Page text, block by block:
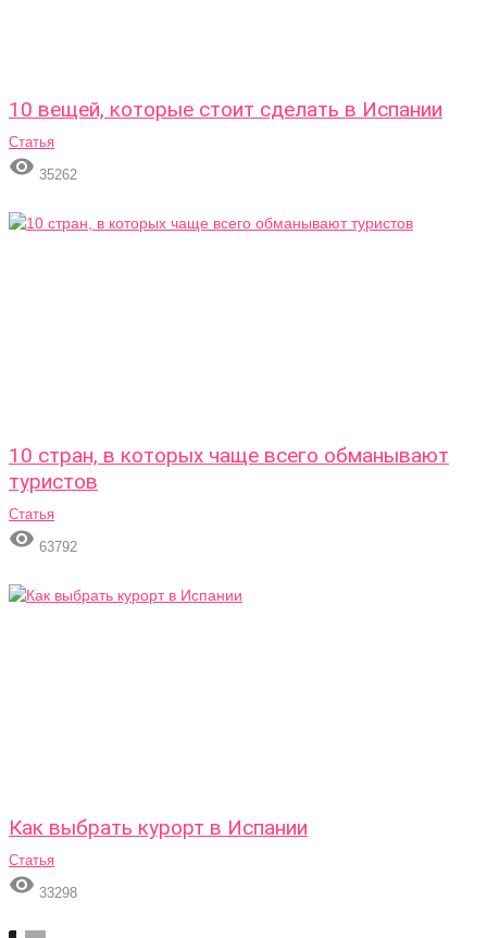
10 вещей, которые стоит сделать в Испании
Статья
 35262
10 стран, в которых чаще всего обманывают
туристов
Статья
 63792
Как выбрать курорт в Испании
Статья
 33298